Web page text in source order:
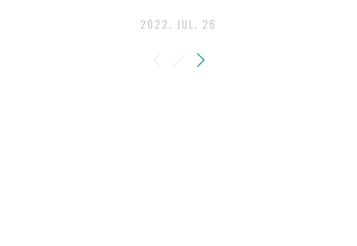
2022. JUL. 26